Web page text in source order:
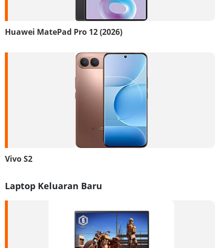
Huawei MatePad Pro 12 (2026)
Vivo S2
Laptop Keluaran Baru